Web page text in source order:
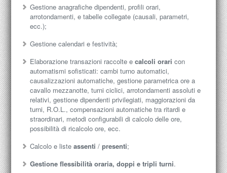
Gestione anagrafiche dipendenti, profili orari,
arrotondamenti, e tabelle collegate (causali, parametri,
ecc.);
Gestione calendari e festività;
Elaborazione transazioni raccolte ecalcoli orari con
automatismi sofisticati: cambi turno automatici,
causalizzazioni automatiche, gestione parametrica ore a
cavallo mezzanotte, turni ciclici, arrotondamenti assoluti e
relativi, gestione dipendenti privilegiati, maggiorazioni da
turni, R.O.L., compensazioni automatiche tra ritardi e
straordinari, metodi configurabili di calcolo delle ore,
possibilità di ricalcolo ore, ecc.
Calcolo e liste assenti / presenti;
Gestione flessibilità oraria, doppi e tripli turni.